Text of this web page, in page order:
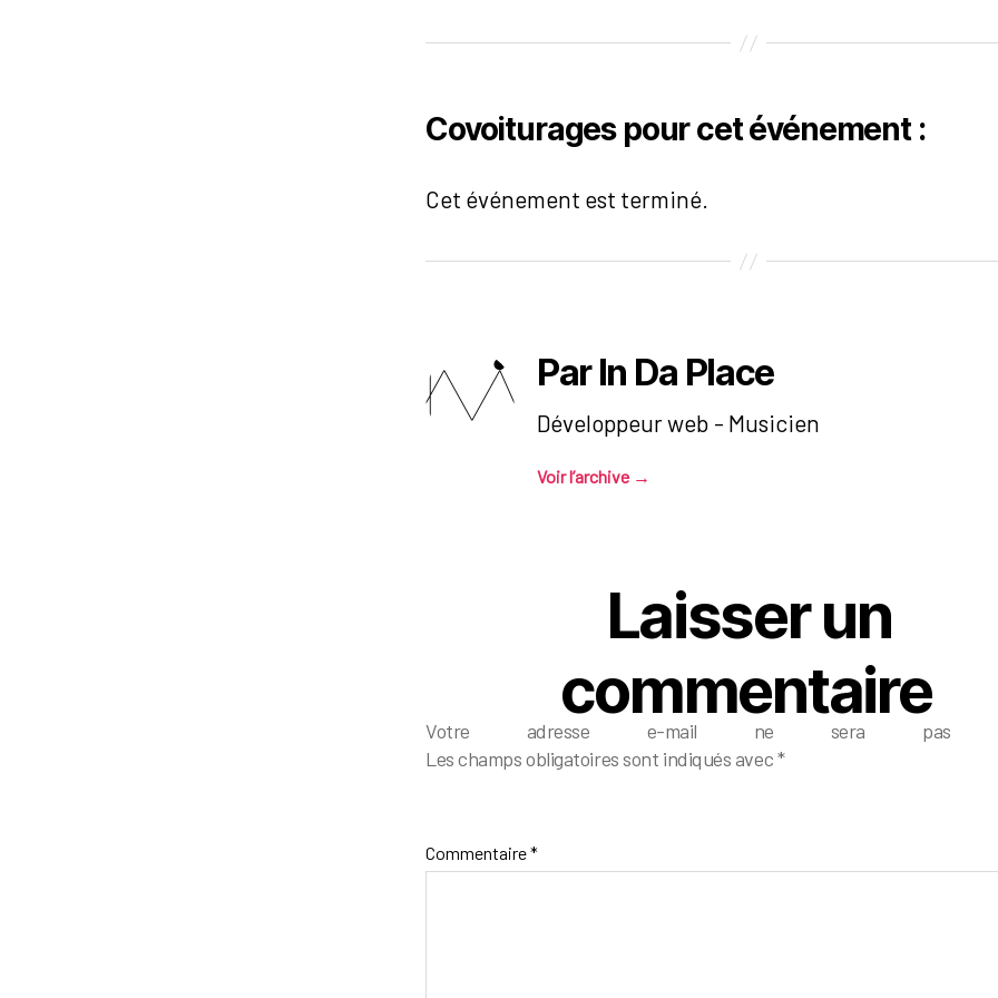
Covoiturages pour cet événement :
Cet événement est terminé.
Par In Da Place
Développeur web - Musicien
Voir l’archive →
Laisser un
commentaire
Votre adresse e-mail ne sera pas
Les champs obligatoires sont indiqués avec*
Commentaire*